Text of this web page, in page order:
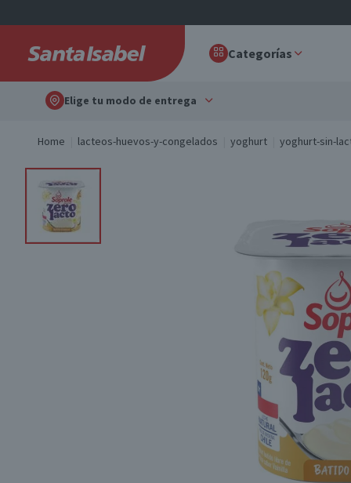
Categorías
Elige tu modo de entrega
Home lacteos-huevos-y-congelados yoghurt yoghurt-sin-